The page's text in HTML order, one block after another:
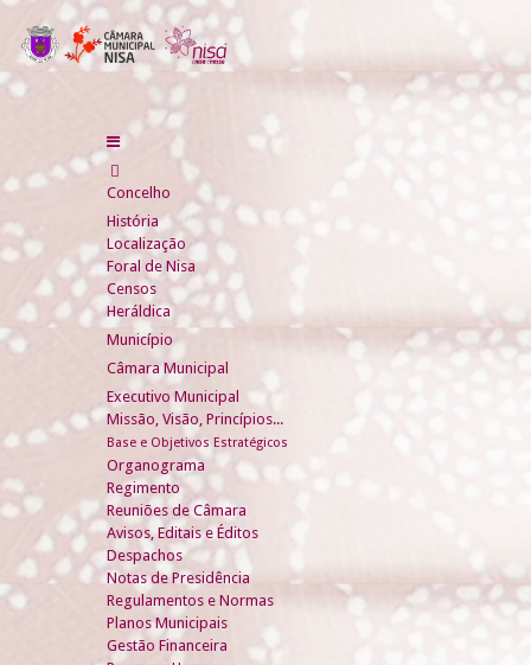
Concelho
História
Localização
Foral de Nisa
Censos
Heráldica
Município
Câmara Municipal
Executivo Municipal
Missão, Visão, Princípios...
Base e Objetivos Estratégicos
Organograma
Regimento
Reuniões de Câmara
Avisos, Editais e Éditos
Despachos
Notas de Presidência
Regulamentos e Normas
Planos Municipais
Gestão Financeira